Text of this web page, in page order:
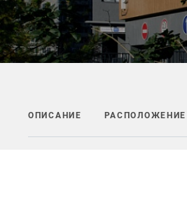
ОПИСАНИЕ РАСПОЛОЖЕНИЕ